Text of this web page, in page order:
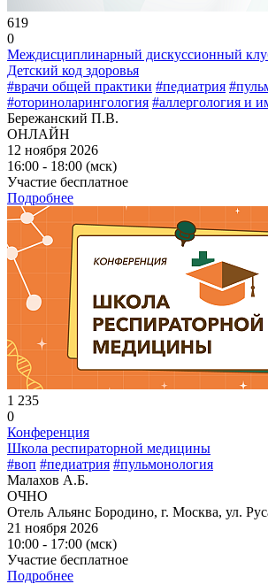
619
0
Междисциплинарный дискуссионный
Детский код здоровья
#врачи общей практики #педиатрия
#оториноларингология #аллергология и
Бережанский П.В.
ОНЛАЙН
12 ноября 2026
16:00 - 18:00 (мск)
Участие бесплатное
Подробнее
1 235
0
Конференция
Школа респираторной медицины
#воп #педиатрия #пульмонология
Малахов А.Б.
ОЧНО
Отель Альянс Бородино, г. Москва, ул.
21 ноября 2026
10:00 - 17:00 (мск)
Участие бесплатное
Подробнее